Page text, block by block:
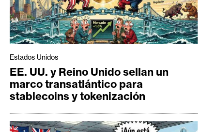
Estados Unidos
EE. UU. y Reino Unido sellan un
marco transatlántico para
stablecoins y tokenización